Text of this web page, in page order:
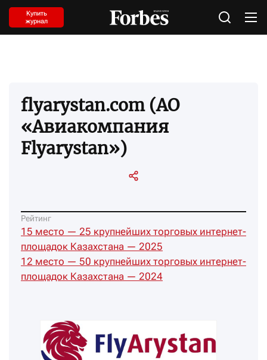
Купить
журнал
flyarystan.com (АО
«Авиакомпания
Flyarystan»)
Рейтинг
15 место — 25 крупнейших торговых интернет-
площадок Казахстана — 2025
12 место — 50 крупнейших торговых интернет-
площадок Казахстана — 2024